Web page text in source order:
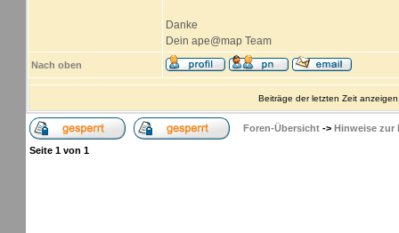
Danke
Dein ape@map Team
Nach oben
Beiträge der letzten Zeit
Foren-Übersicht -> Hinweise zur
Seite 1 von 1